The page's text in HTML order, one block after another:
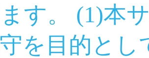
す。 (1)本
を目的とし